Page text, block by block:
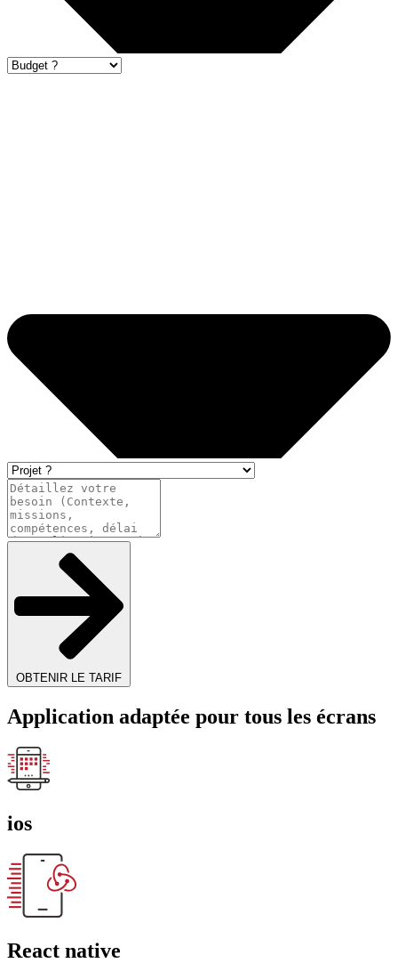
OBTENIR LE TARIF
Application adaptée pour tous les écrans
ios
React native